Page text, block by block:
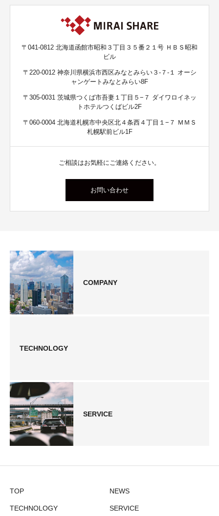
〒041-0812 北海道函館市昭和３丁目３５番２１号 ＨＢＳ昭和
ビル
〒220-0012 神奈川県横浜市西区みなとみらい３-７-１ オーシ
ャンゲートみなとみらい8F
〒305-0031 茨城県つくば市吾妻１丁目５−７ ダイワロイネッ
トホテルつくばビル2F
〒060-0004 北海道札幌市中央区北４条西４丁目１−７ ＭＭＳ
札幌駅前ビル1F
ご相談はお気軽にご連絡ください。
お問い合わせ
COMPANY
TECHNOLOGY
SERVICE
TOP NEWS
TECHNOLOGY SERVICE